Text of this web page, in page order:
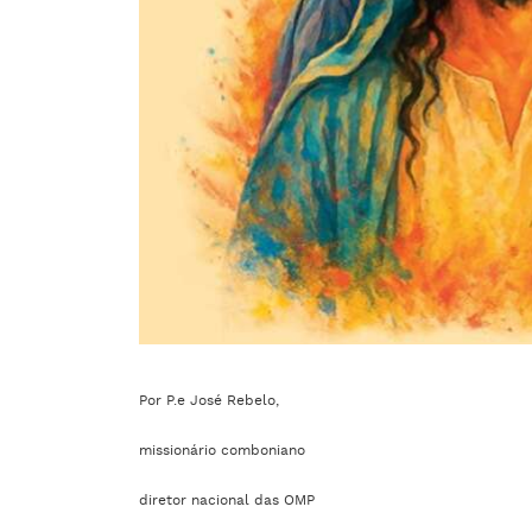
Por P.e José Rebelo,
missionário comboniano
diretor nacional das OMP